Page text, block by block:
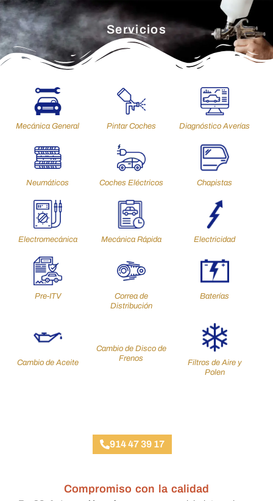
Servicios
Mecánica General Pintar Coches Diagnóstico Averías
Neumáticos Coches Eléctricos Chapistas
Electromecánica Mecánica Rápida Electricidad
Pre-ITV
Correa de
Distribución
Baterías
Cambio de Aceite
Cambio de Disco de
Frenos
Filtros de Aire y
Polen
914 47 39 17
Compromiso con la calidad